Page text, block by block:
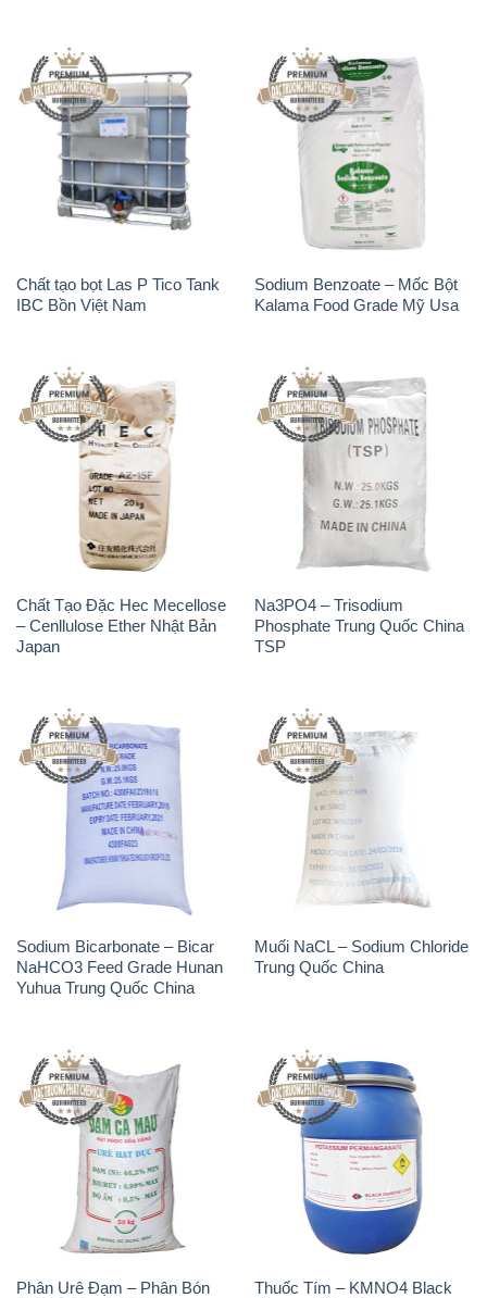
Chất tạo bọt Las P Tico Tank
IBC Bồn Việt Nam
Sodium Benzoate – Mốc Bột
Kalama Food Grade Mỹ Usa
Chất Tạo Đặc Hec Mecellose
– Cenllulose Ether Nhật Bản
Japan
Na3PO4 – Trisodium
Phosphate Trung Quốc China
TSP
Sodium Bicarbonate – Bicar
NaHCO3 Feed Grade Hunan
Yuhua Trung Quốc China
Muối NaCL – Sodium Chloride
Trung Quốc China
Phân Urê Đạm – Phân Bón
Thuốc Tím – KMNO4 Black